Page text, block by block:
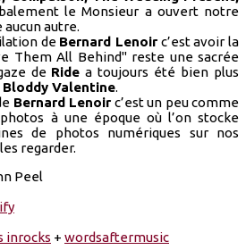
le Monsieur a ouvert notre
autre.
de Bernard Lenoir c’est avoir la
Them All Behind" reste une sacrée
de Ride a toujours été bien plus
Bloddy Valentine.
Bernard Lenoir c’est un peu comme
à une époque où l’on stocke
de photos numériques sur nos
regarder.
Peel
inrocks + wordsaftermusic